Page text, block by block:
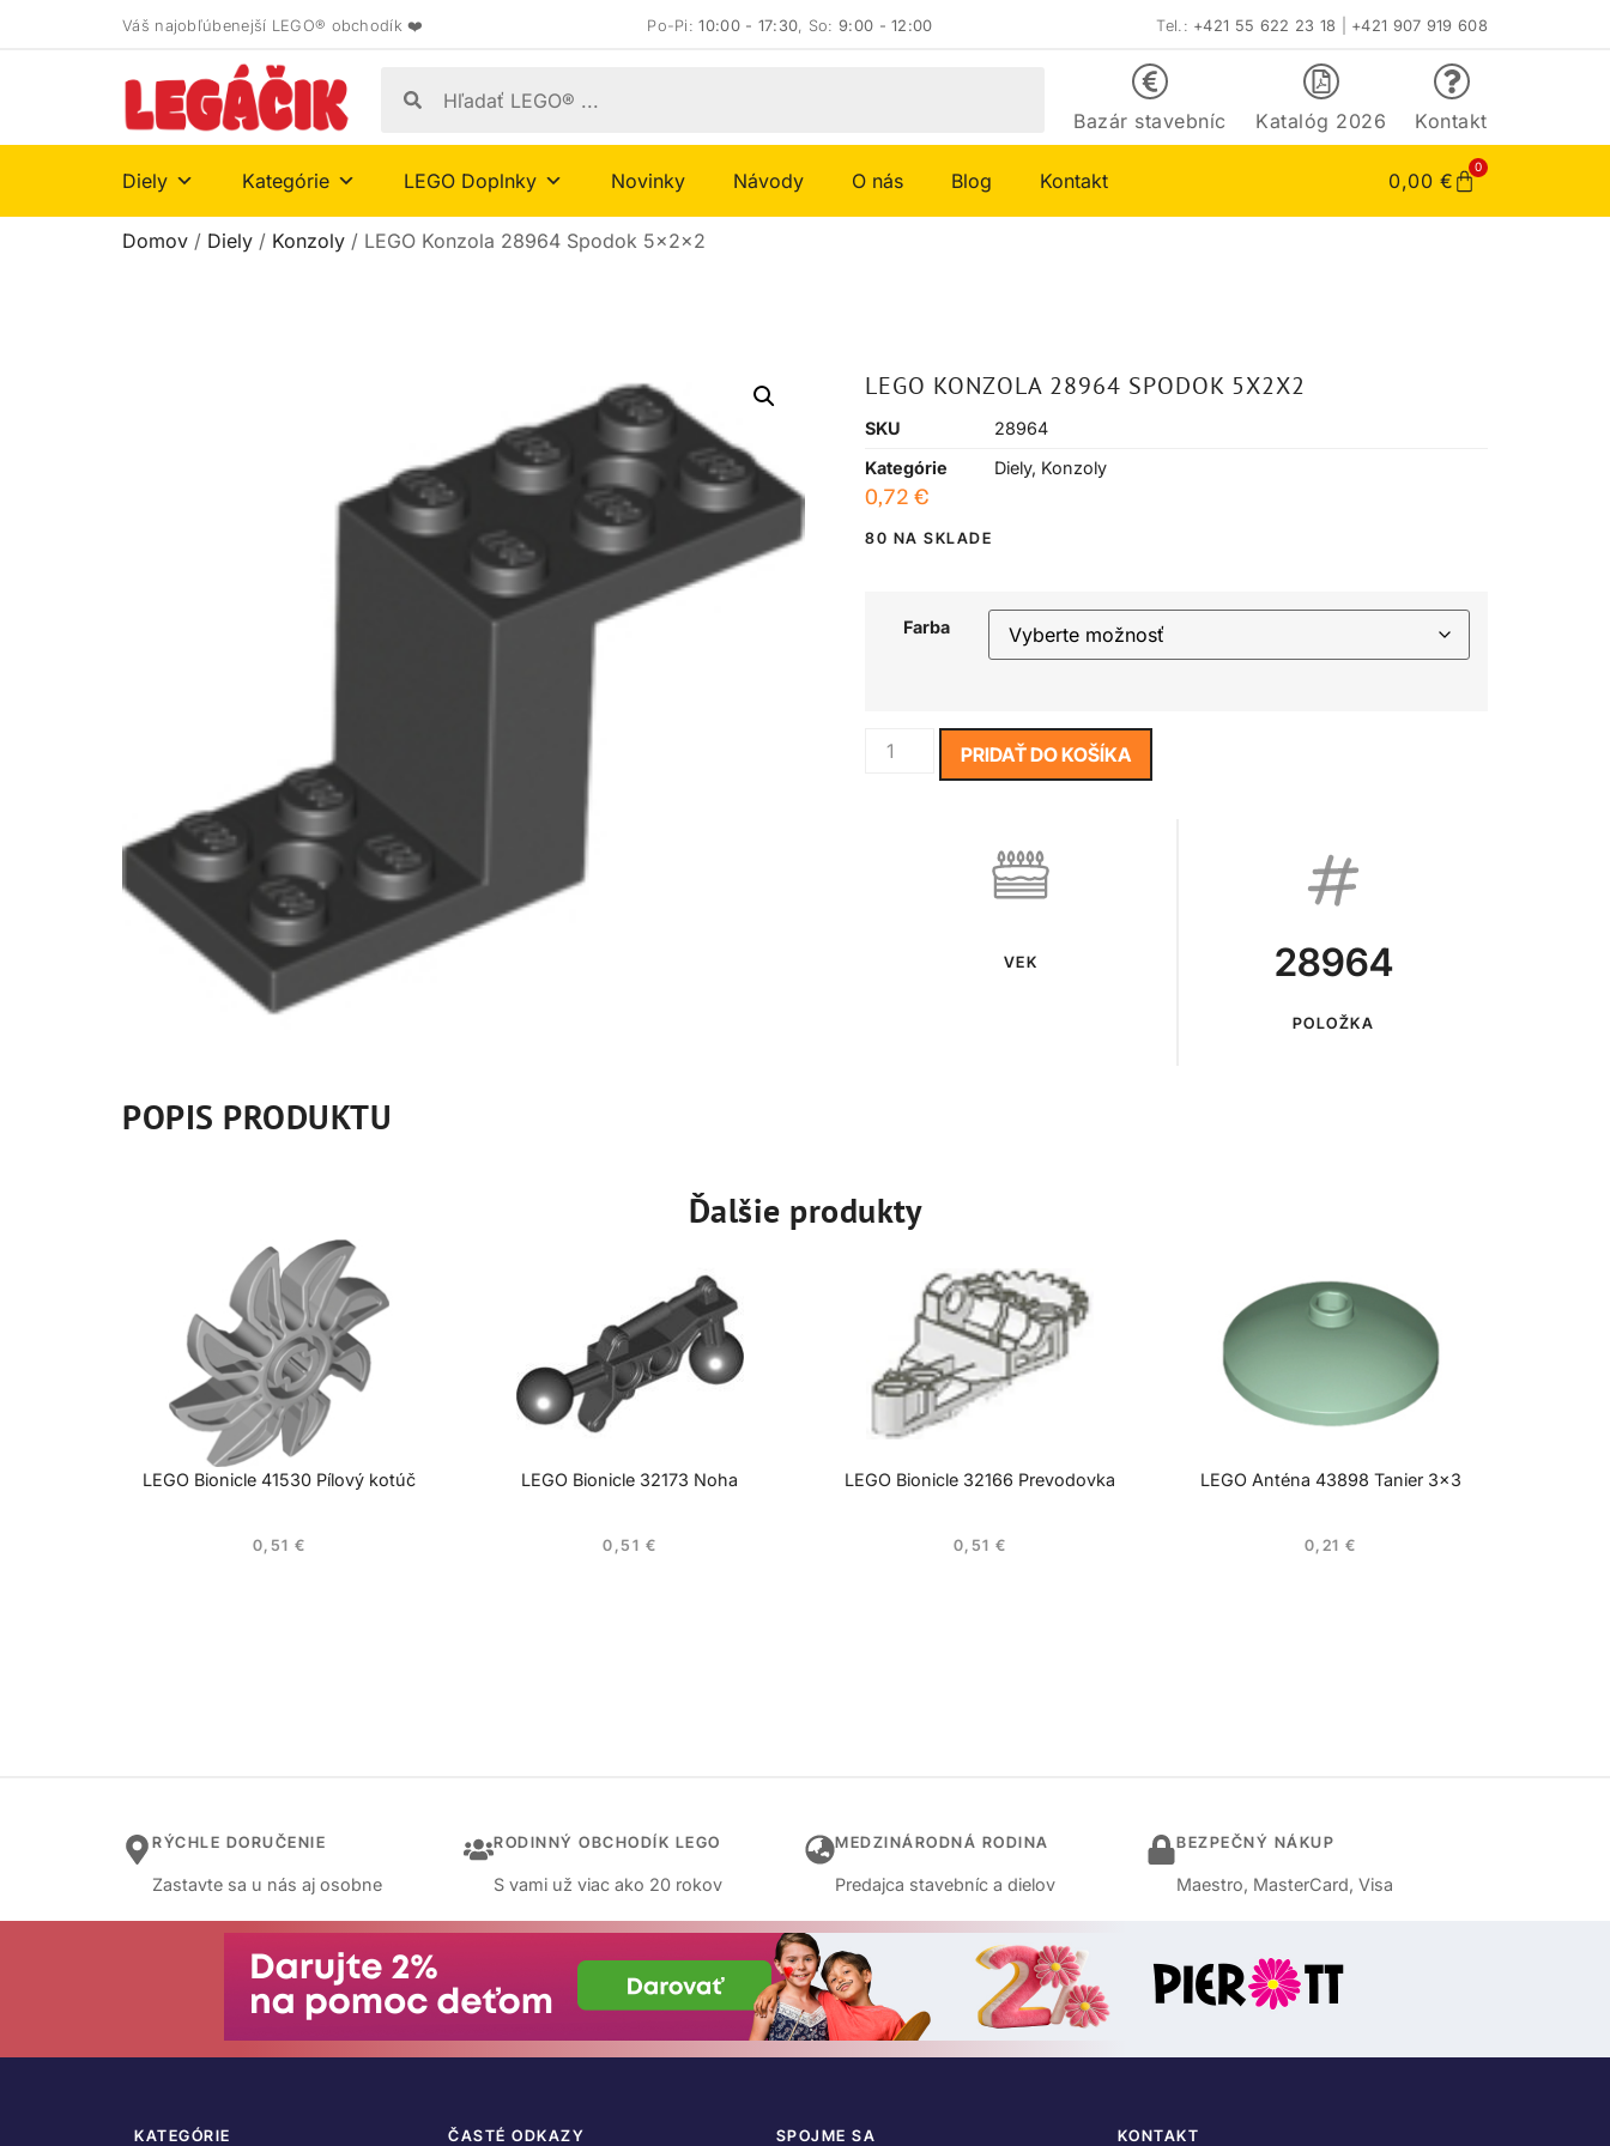
Váš najobľúbenejší LEGO® obchodík ❤️ Po-Pi:10:00 - 17:30, So:9:00 - 12:00 Tel.: +421 55 622 23 18 +421 907 919 608
Bazár stavebníc Katalóg 2026 Kontakt
Diely Kategórie LEGO Doplnky Novinky Návody O nás Blog Kontakt 0,00 €
0
Domov / Diely / Konzoly / LEGO Konzola 28964 Spodok 5x2x2
LEGO KONZOLA 28964 SPODOK 5X2X2
SKU
28964
Kategórie
Diely, Konzoly
0,72 €
80 NA SKLADE
Farba
PRIDAŤ DO KOŠÍKA
VEK 28964
POLOŽKA
POPIS PRODUKTU
Ďalšie produkty
LEGO Bionicle 41530 Pílový kotúč
0,51€
LEGO Bionicle 32173 Noha
0,51 €
LEGO Bionicle 32166 Prevodovka
0,51€
LEGO Anténa 43898 Tanier 3×3
0,21€
RÝCHLE DORUČENIE
Zastavte sa u nás aj osobne
RODINNÝ OBCHODÍK LEGO
S vami už viac ako 20 rokov
MEDZINÁRODNÁ RODINA
Predajca stavebníc a dielov
BEZPEČNÝ NÁKUP
Maestro, MasterCard, Visa
KATEGÓRIE ČASTÉ ODKAZY SPOJME SA KONTAKT